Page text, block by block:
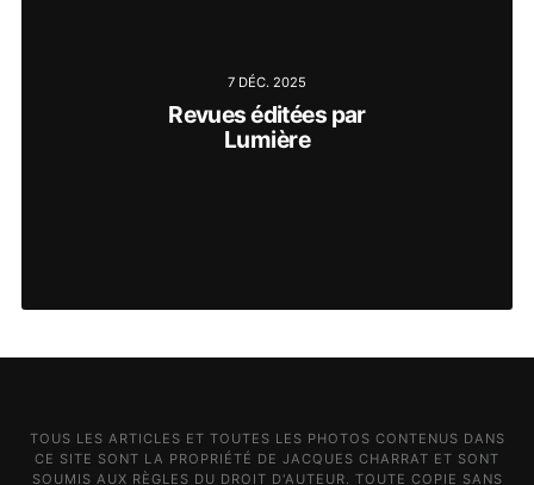
7 DÉC. 2025
Revues éditées par
Lumière
TOUS LES ARTICLES ET TOUTES LES PHOTOS CONTENUS DANS
CE SITE SONT LA PROPRIÉTÉ DE JACQUES CHARRAT ET SONT
SOUMIS AUX RÈGLES DU DROIT D'AUTEUR. TOUTE COPIE SANS